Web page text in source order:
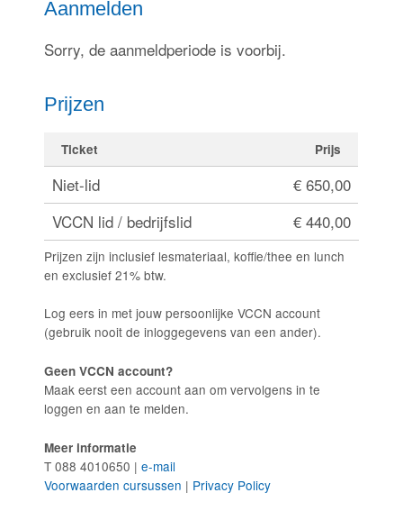
Aanmelden
Sorry, de aanmeldperiode is voorbij.
Prijzen
Ticket Prijs
Niet-lid
€ 650,00
VCCN lid / bedrijfslid
€ 440,00
Prijzen zijn inclusief lesmateriaal, koffie/thee en lunch
en exclusief 21% btw.
Log eers in met jouw persoonlijke VCCN account
(gebruik nooit de inloggegevens van een ander).
Geen VCCN account?
Maak eerst een account aan om vervolgens in te
loggen en aan te melden.
Meer informatie
T 088 4010650 |e-mail
Voorwaarden cursussen | Privacy Policy